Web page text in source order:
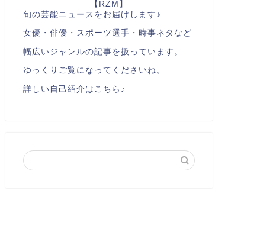
【RZM】
旬の芸能ニュースをお届けします♪
女優・俳優・スポーツ選手・時事ネタなど
幅広いジャンルの記事を扱っています。
ゆっくりご覧になってくださいね。
詳しい自己紹介はこちら♪